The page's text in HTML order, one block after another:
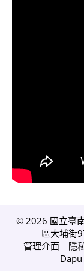
© 2026 國立臺
區大埔街
管理介面
隱
Dapu